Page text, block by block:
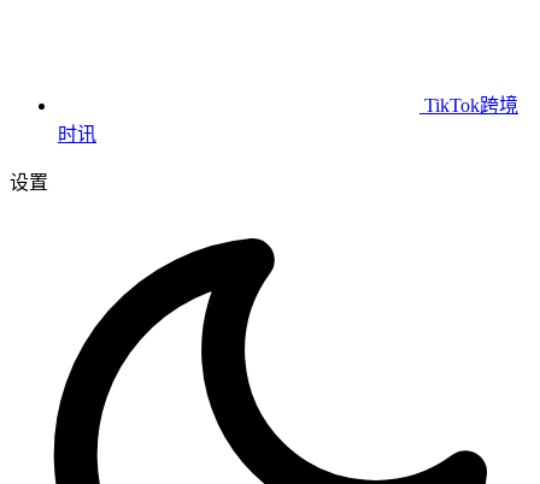
TikTok跨境
时讯
设置